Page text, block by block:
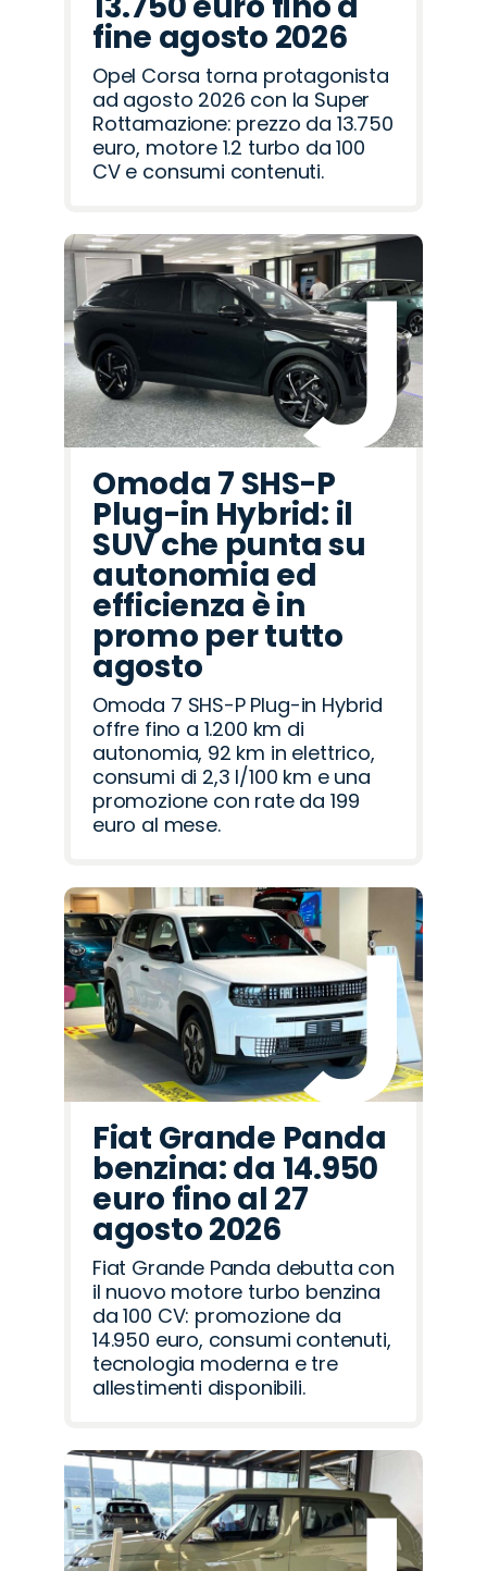
fine agosto 2026
Opel Corsa torna protagonista
ad agosto 2026 con la Super
Rottamazione: prezzo da 13.750
euro, motore 1.2 turbo da 100
CV e consumi contenuti.
Omoda 7 SHS-P
Plug-in Hybrid: il
SUV che punta su
autonomia ed
efficienza è in
promo per tutto
agosto
Omoda 7 SHS-P Plug-in Hybrid
offre fino a 1.200 km di
autonomia, 92 km in elettrico,
consumi di 2,3 l/100 km e una
promozione con rate da 199
euro al mese.
Fiat Grande Panda
benzina: da 14.950
euro fino al 27
agosto 2026
Fiat Grande Panda debutta con
il nuovo motore turbo benzina
da 100 CV: promozione da
14.950 euro, consumi contenuti,
tecnologia moderna e tre
allestimenti disponibili.